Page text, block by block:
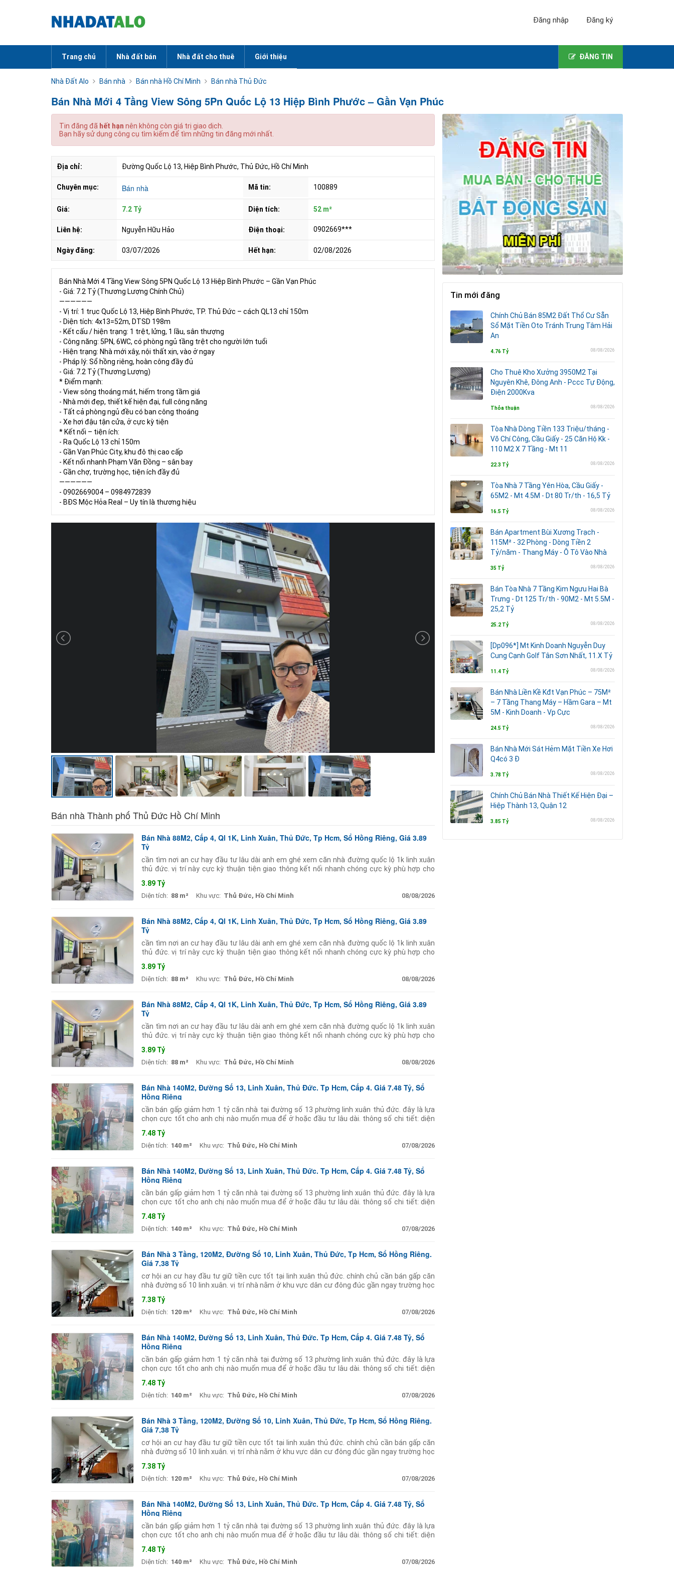
Đăng nhập Đăng ký
Trang chủ Nhà đất bán Nhà đất cho thuê Giới thiệu ĐĂNG TIN
Nhà Đất Alo Bán nhà Bán nhà Hồ Chí Minh Bán nhà Thủ Đức
Bán Nhà Mới 4 Tầng View Sông 5Pn Quốc Lộ 13 Hiệp Bình Phước – Gần Vạn Phúc
Tin đăng đã hết hạn nên không còn giá trị giao dịch.
Bạn hãy sử dụng công cụ tìm kiếm để tìm những tin đăng mới nhất.
Địa chỉ: Đường Quốc Lộ 13, Hiệp Bình Phước, Thủ Đức, Hồ Chí Minh
Chuyên mục: Bán nhà Mã tin: 100889
Giá: 7.2 Tỷ Diện tích: 52 m²
Liên hệ: Nguyễn Hữu Hảo Điện thoại: 0902669***
Ngày đăng: 03/07/2026 Hết hạn: 02/08/2026
Bán Nhà Mới 4 Tầng View Sông 5PN Quốc Lộ 13 Hiệp Bình Phước – Gần Vạn Phúc
- Giá: 7.2 Tỷ (Thương Lượng Chính Chủ)
——————
- Vị trí: 1 trục Quốc Lộ 13, Hiệp Bình Phước, TP. Thủ Đức – cách QL13 chỉ 150m
- Diện tích: 4x13=52m, DTSD 198m
- Kết cấu / hiện trạng: 1 trệt, lửng, 1 lầu, sân thượng
- Công năng: 5PN, 6WC, có phòng ngủ tầng trệt cho người lớn tuổi
- Hiện trạng: Nhà mới xây, nội thất xịn, vào ở ngay
- Pháp lý: Sổ hồng riêng, hoàn công đầy đủ
- Giá: 7.2 Tỷ (Thương Lượng)
* Điểm mạnh:
- View sông thoáng mát, hiếm trong tầm giá
- Nhà mới đẹp, thiết kế hiện đại, full công năng
- Tất cả phòng ngủ đều có ban công thoáng
- Xe hơi đậu tận cửa, ở cực kỳ tiện
* Kết nối – tiện ích:
- Ra Quốc Lộ 13 chỉ 150m
- Gần Vạn Phúc City, khu đô thị cao cấp
- Kết nối nhanh Phạm Văn Đồng – sân bay
- Gần chợ, trường học, tiện ích đầy đủ
——————
- 0902669004 – 0984972839
- BĐS Mộc Hỏa Real – Uy tín là thương hiệu
Bán nhà Thành phố Thủ Đức Hồ Chí Minh
Bán Nhà 88M2, Cấp 4, Ql 1K, Linh Xuân, Thủ Đức, Tp Hcm, Sổ Hồng Riêng, Giá 3.89
Tỷ
cần tìm nơi an cư hay đầu tư lâu dài anh em ghé xem căn nhà đường quốc lộ 1k linh xuân
thủ đức. vị trí này cực kỳ thuận tiện giao thông kết nối nhanh chóng cực kỳ phù hợp cho
3.89 Tỷ
Diện tích: 88 m² Khu vực: Thủ Đức, Hồ Chí Minh 08/08/2026
Bán Nhà 88M2, Cấp 4, Ql 1K, Linh Xuân, Thủ Đức, Tp Hcm, Sổ Hồng Riêng, Giá 3.89
Tỷ
cần tìm nơi an cư hay đầu tư lâu dài anh em ghé xem căn nhà đường quốc lộ 1k linh xuân
thủ đức. vị trí này cực kỳ thuận tiện giao thông kết nối nhanh chóng cực kỳ phù hợp cho
3.89 Tỷ
Diện tích: 88 m² Khu vực: Thủ Đức, Hồ Chí Minh 08/08/2026
Bán Nhà 88M2, Cấp 4, Ql 1K, Linh Xuân, Thủ Đức, Tp Hcm, Sổ Hồng Riêng, Giá 3.89
Tỷ
cần tìm nơi an cư hay đầu tư lâu dài anh em ghé xem căn nhà đường quốc lộ 1k linh xuân
thủ đức. vị trí này cực kỳ thuận tiện giao thông kết nối nhanh chóng cực kỳ phù hợp cho
3.89 Tỷ
Diện tích: 88 m² Khu vực: Thủ Đức, Hồ Chí Minh 08/08/2026
Bán Nhà 140M2, Đường Số 13, Linh Xuân, Thủ Đức. Tp Hcm, Cấp 4. Giá 7.48 Tỷ, Sổ
Hồng Riêng
cần bán gấp giảm hơn 1 tỷ căn nhà tại đường số 13 phường linh xuân thủ đức. đây là lựa
chọn cực tốt cho anh chị nào muốn mua để ở hoặc đầu tư lâu dài. thông số chi tiết: diện
7.48 Tỷ
Diện tích: 140 m² Khu vực: Thủ Đức, Hồ Chí Minh 07/08/2026
Bán Nhà 140M2, Đường Số 13, Linh Xuân, Thủ Đức. Tp Hcm, Cấp 4. Giá 7.48 Tỷ, Sổ
Hồng Riêng
cần bán gấp giảm hơn 1 tỷ căn nhà tại đường số 13 phường linh xuân thủ đức. đây là lựa
chọn cực tốt cho anh chị nào muốn mua để ở hoặc đầu tư lâu dài. thông số chi tiết: diện
7.48 Tỷ
Diện tích: 140 m² Khu vực: Thủ Đức, Hồ Chí Minh 07/08/2026
Bán Nhà 3 Tầng, 120M2, Đường Số 10, Linh Xuân, Thủ Đức, Tp Hcm, Sổ Hồng Riêng.
Giá 7,38 Tỷ
cơ hội an cư hay đầu tư giữ tiền cực tốt tại linh xuân thủ đức. chính chủ cần bán gấp căn
nhà đường số 10 linh xuân. vị trí nhà nằm ở khu vực dân cư đông đúc gần ngay trường học
7.38 Tỷ
Diện tích: 120 m² Khu vực: Thủ Đức, Hồ Chí Minh 07/08/2026
Bán Nhà 140M2, Đường Số 13, Linh Xuân, Thủ Đức. Tp Hcm, Cấp 4. Giá 7.48 Tỷ, Sổ
Hồng Riêng
cần bán gấp giảm hơn 1 tỷ căn nhà tại đường số 13 phường linh xuân thủ đức. đây là lựa
chọn cực tốt cho anh chị nào muốn mua để ở hoặc đầu tư lâu dài. thông số chi tiết: diện
7.48 Tỷ
Diện tích: 140 m² Khu vực: Thủ Đức, Hồ Chí Minh 07/08/2026
Bán Nhà 3 Tầng, 120M2, Đường Số 10, Linh Xuân, Thủ Đức, Tp Hcm, Sổ Hồng Riêng.
Giá 7,38 Tỷ
cơ hội an cư hay đầu tư giữ tiền cực tốt tại linh xuân thủ đức. chính chủ cần bán gấp căn
nhà đường số 10 linh xuân. vị trí nhà nằm ở khu vực dân cư đông đúc gần ngay trường học
7.38 Tỷ
Diện tích: 120 m² Khu vực: Thủ Đức, Hồ Chí Minh 07/08/2026
Bán Nhà 140M2, Đường Số 13, Linh Xuân, Thủ Đức. Tp Hcm, Cấp 4. Giá 7.48 Tỷ, Sổ
Hồng Riêng
cần bán gấp giảm hơn 1 tỷ căn nhà tại đường số 13 phường linh xuân thủ đức. đây là lựa
chọn cực tốt cho anh chị nào muốn mua để ở hoặc đầu tư lâu dài. thông số chi tiết: diện
7.48 Tỷ
Diện tích: 140 m² Khu vực: Thủ Đức, Hồ Chí Minh 07/08/2026
Tin mới đăng
Chính Chủ Bán 85M2 Đất Thổ Cư Sẵn
Sổ Mặt Tiền Oto Tránh Trung Tâm Hải
An
4.76 Tỷ 08/08/2026
Cho Thuê Kho Xưởng 3950M2 Tại
Nguyên Khê, Đông Anh - Pccc Tự Động,
Điện 2000Kva
Thỏa thuận 08/08/2026
Tòa Nhà Dòng Tiền 133 Triệu/tháng -
Võ Chí Công, Cầu Giấy - 25 Căn Hộ Kk -
110 M2 X 7 Tầng - Mt 11
22.3 Tỷ 08/08/2026
Tòa Nhà 7 Tầng Yên Hòa, Cầu Giấy -
65M2 - Mt 4.5M - Dt 80 Tr/th - 16,5 Tỷ
16.5 Tỷ 08/08/2026
Bán Apartment Bùi Xương Trạch -
115M² - 32 Phòng - Dòng Tiền 2
Tỷ/năm - Thang Máy - Ô Tô Vào Nhà
35 Tỷ 08/08/2026
Bán Tòa Nhà 7 Tầng Kim Ngưu Hai Bà
Trưng - Dt 125 Tr/th - 90M2 - Mt 5.5M -
25,2 Tỷ
25.2 Tỷ 08/08/2026
[Dp096*] Mt Kinh Doanh Nguyễn Duy
Cung Cạnh Golf Tân Sơn Nhất, 11.X Tỷ
11.4 Tỷ 08/08/2026
Bán Nhà Liền Kề Kđt Vạn Phúc – 75M²
– 7 Tầng Thang Máy – Hầm Gara – Mt
5M - Kinh Doanh - Vp Cực
24.5 Tỷ 08/08/2026
Bán Nhà Mới Sát Hẻm Mặt Tiền Xe Hơi
Q4có 3 Đ
3.78 Tỷ 08/08/2026
Chính Chủ Bán Nhà Thiết Kế Hiện Đại –
Hiệp Thành 13, Quận 12
3.85 Tỷ 08/08/2026